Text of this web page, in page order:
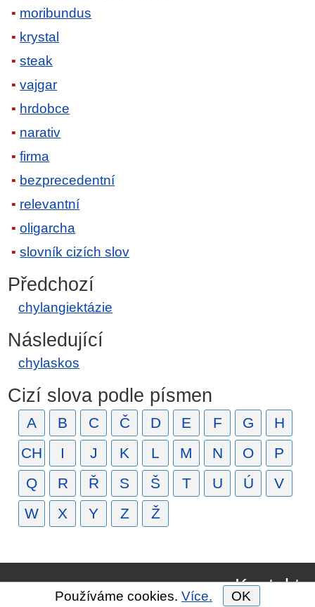
moribundus
krystal
steak
vajgar
hrdobce
narativ
firma
bezprecedentní
relevantní
oligarcha
slovník cizích slov
Předchozí
chylangiektázie
Následující
chylaskos
Cizí slova podle písmen
A B C Č D E F G
H
CH
I J K L M N O
P
Q
R Ř S Š T U Ú
V
W
X Y Z Ž
Kontakt
Používáme cookies. Více. OK